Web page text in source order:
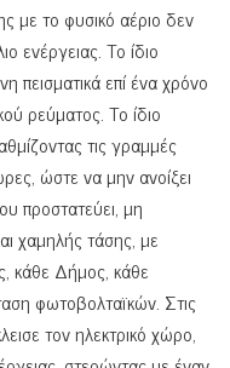
με το φυσικό αέριο δεν
ενέργειας. Το ίδιο
πεισματικά επί ένα χρόνο
ρεύματος. Το ίδιο
τις γραμμές
ώστε να μην ανοίξει
προστατεύει, μη
χαμηλής τάσης, με
κάθε Δήμος, κάθε
φωτοβολταϊκών. Στις
τον ηλεκτρικό χώρο,